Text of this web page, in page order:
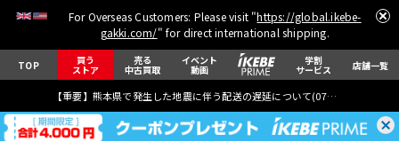
For Overseas Customers: Please visit "https://global.ikebe-
gakki.com/" for direct international shipping.
TOP 買う
ストア
売る
中古買取
イベント
動画
学割
サービス 店舗一覧
【重要】熊本県で発生した地震に伴う配送の遅延について(07月29日